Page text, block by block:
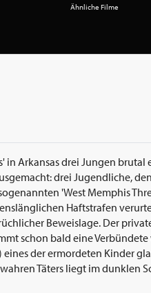
Ähnliche Filme
in Arkansas drei Jungen
drei Jugendliche,
'West Memphis
Haftstrafen
Beweislage. Der
schon bald eine
eines der ermordeten Kinder
Täters liegt im dunklen